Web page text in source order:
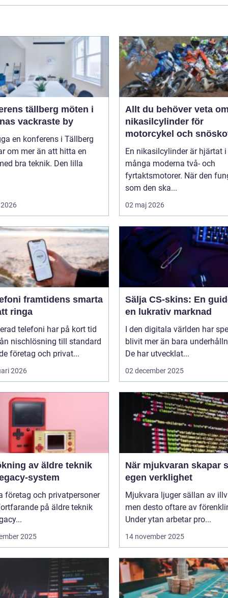
tällberg möten i
vackraste by
en konferens i Tällberg
om mer än att hitta en
bra teknik. Den lilla
Allt du behöver veta
nikasilcylinder för
motorcykel och
En nikasilcylinder är hjärtat i
många moderna två- och
fyrtaktsmotorer. När den
som den ska...
02 maj 2026
smarta
ringa
telefoni har på kort tid
nischlösning till standard
företag och privat...
2026
Sälja CS-skins: En
en lukrativ marknad
I den digitala världen har
blivit mer än bara
De har utvecklat...
02 december 2025
av äldre teknik
system
företag och privatpersoner
på äldre teknik
2025
När mjukvaran skapar
egen verklighet
Mjukvara ljuger sällan av
men desto oftare av
Under ytan arbetar pro...
14 november 2025